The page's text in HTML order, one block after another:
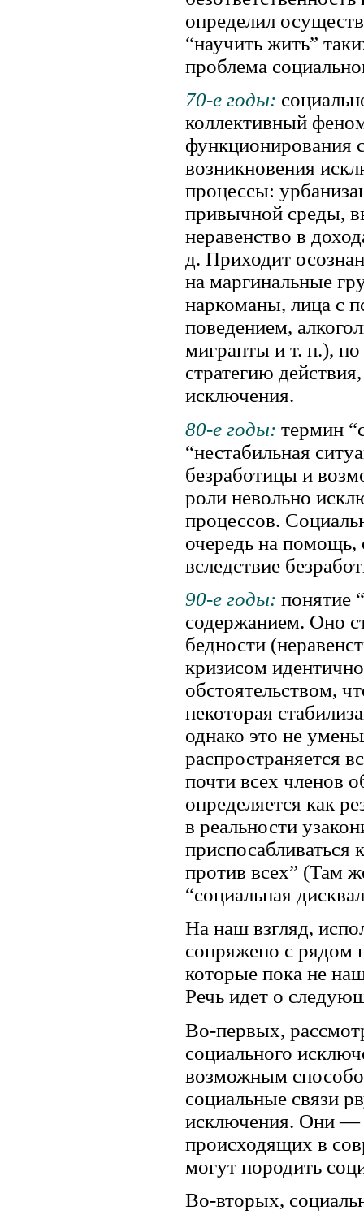
определил
“научить жить”
проблема
70-е годы:
коллективный
функционирования
возникновения
процессы:
привычной среды,
неравенство в
д. Приходит
на маргинальные
наркоманы, лица с
поведением,
мигранты и т. п.), но
стратегию
исключения.
80-е годы: термин
“нестабильная
безработицы и
роли невольно
процессов.
очередь на
вследствие
90-е годы: понятие
содержанием. Оно
бедности
кризисом
обстоятельством,
некоторая
однако это не
распространяется
почти всех членов
определяется как
в реальности
приспосабливаться
против всех” (Там
“социальная
На наш взгляд,
сопряжено с рядом
которые пока не
Речь идет о
Во-первых,
социального
возможным
социальные связи
исключения. Они —
происходящих в
могут породить
Во-вторых,